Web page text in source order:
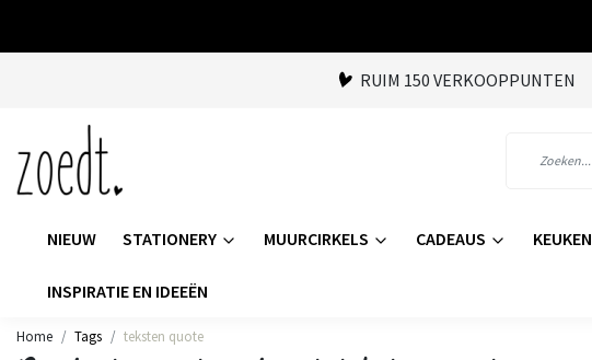
RUIM 150 VERKOOPPUNTEN
NIEUW STATIONERY MUURCIRKELS CADEAUS KEUKEN
INSPIRATIE EN IDEEËN
Home Tags teksten quote